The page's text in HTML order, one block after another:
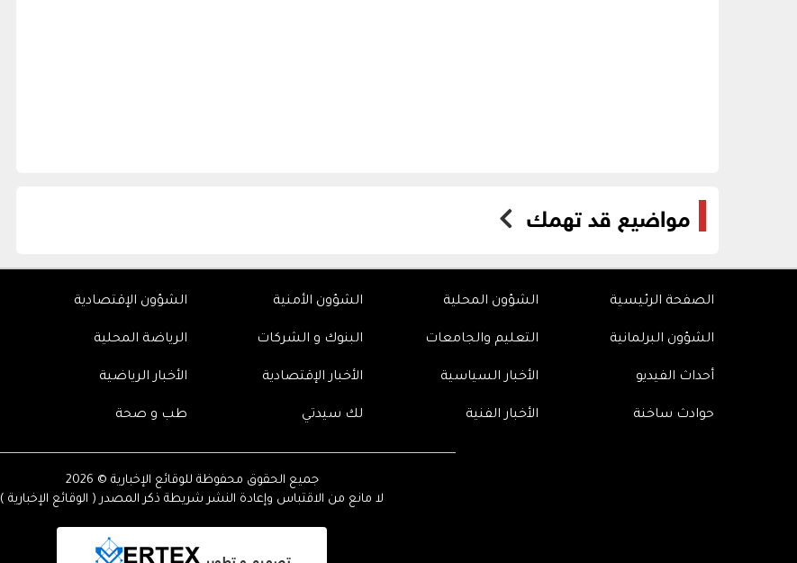
مواضيع قد تهمك
الصفحة الرئيسية الشؤون المحلية الشؤون الأمنية الشؤون الإقتصادية
الشؤون البرلمانية التعليم والجامعات البنوك و الشركات الرياضة المحلية
أحداث الفيديو الأخبار السياسية الأخبار الإقتصادية الأخبار الرياضية
حوادث ساخنة الأخبار الفنية لك سيدتي طب و صحة
جميع الحقوق محفوظة للوقائع الإخبارية © 2026
لا مانع من الاقتباس وإعادة النشر شريطة ذكر المصدر ( الوقائع الإخبارية )